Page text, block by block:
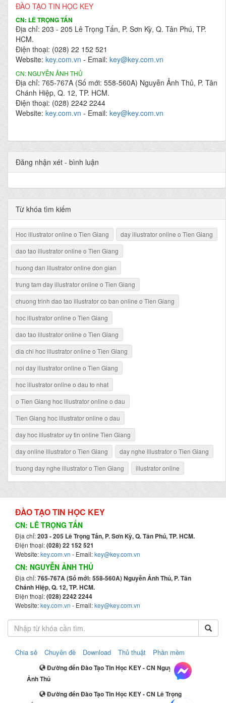
ĐÀO TẠO TIN HỌC KEY
CN: LÊ TRỌNG TẤN
Địa chỉ: 203 - 205 Lê Trọng Tấn, P. Sơn Kỳ, Q. Tân Phú, TP.
HCM.
Điện thoại: (028) 22 152 521
Website: key.com.vn - Email: key@key.com.vn
CN: NGUYỄN ẢNH THỦ
Địa chỉ: 765-767A (Số mới: 558-560A) Nguyễn Ảnh Thủ, P. Tân
Chánh Hiệp, Q. 12, TP. HCM.
Điện thoại: (028) 2242 2244
Website: key.com.vn - Email: key@key.com.vn
Đăng nhận xét - bình luận
Từ khóa tìm kiếm
Hoc illustrator online o Tien Giang
day illustrator online o Tien Giang
dao tao illustrator online o Tien Giang
huong dan illustrator online don gian
trung tam day illustrator online o Tien Giang
chuong trinh dao tao illustrator co ban online o Tien Giang
hoc illustrator online o Tien Giang
dao tao illustrator online o Tien Giang
dia chi hoc illustrator online o Tien Giang
noi day illustrator online o Tien Giang
hoc illustrator online o dau to nhat
o Tien Giang hoc illustrator online o dau
Tien Giang hoc illustrator online o dau
day hoc illustrator uy tin online Tien Giang
day online illustrator o Tien Giang
day nghe illustrator o Tien Giang
truong day nghe illustrator o Tien Giang
illustrator online
ĐÀO TẠO TIN HỌC KEY
CN: LÊ TRỌNG TẤN
Địa chỉ:203 - 205 Lê Trọng Tấn, P. Sơn Kỳ, Q. Tân Phú, TP. HCM.
Điện thoại:(028) 22 152 521
Website:key.com.vn - Email:key@key.com.vn
CN: NGUYỄN ẢNH THỦ
Địa chỉ:765-767A (Số mới: 558-560A) Nguyễn Ảnh Thủ, P. Tân
Chánh Hiệp, Q. 12, TP. HCM.
Điện thoại:(028) 2242 2244
Website:key.com.vn - Email:key@key.com.vn
Chia sẻ Chuyên đề Download Thủ thuật Phần mềm
Đường đến Đào Tạo Tin Học KEY - CN Nguyễn
Ảnh Thủ
Đường đến Đào Tạo Tin Học KEY - CN Lê Trọng